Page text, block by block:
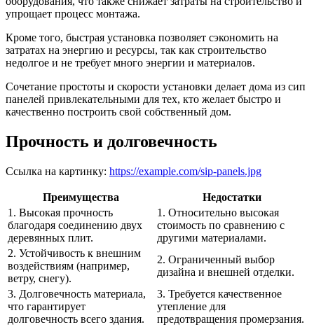
упрощает процесс монтажа.
Кроме того, быстрая установка позволяет сэкономить на
затратах на энергию и ресурсы, так как строительство
недолгое и не требует много энергии и материалов.
Сочетание простоты и скорости установки делает дома из сип
панелей привлекательными для тех, кто желает быстро и
качественно построить свой собственный дом.
Прочность и долговечность
Ссылка на картинку: https://example.com/sip-panels.jpg
Преимущества
Недостатки
1. Высокая прочность
благодаря соединению двух
деревянных плит.
1. Относительно высокая
стоимость по сравнению с
другими материалами.
2. Устойчивость к внешним
воздействиям (например,
ветру, снегу).
2. Ограниченный выбор
дизайна и внешней отделки.
3. Долговечность материала,
что гарантирует
долговечность всего здания.
3. Требуется качественное
утепление для
предотвращения промерзания.